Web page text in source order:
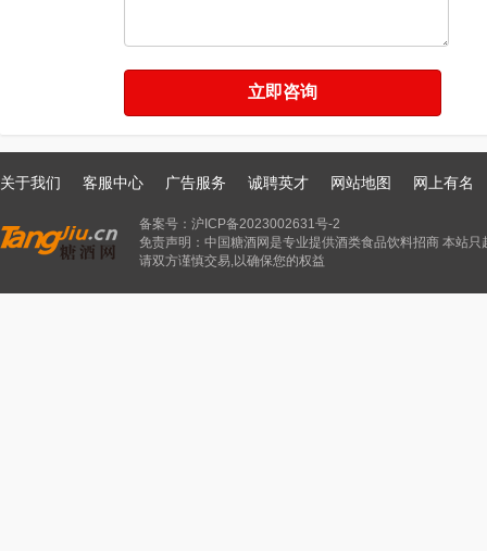
关于我们 客服中心 广告服务 诚聘英才 网站地图 网上有名
备案号： 沪ICP备2023002631号-2
免责声明：中国糖酒网是专业提供酒类食品饮料招商 本站
请双方谨慎交易,以确保您的权益